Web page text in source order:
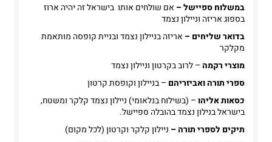
במשלוח ספיישל – אם שולחים אותו בישראל זה יהיה ארוז
בספוג אריזה וניילון נצמד
בדואר שליחים – אריזה בניילון נצמד ובניית קופסה מותאמת
מקלקר
מוצרי רקמה – לרוב בקרטון וניילון נצמד
ספרי תורה ואביזריהם – בניילון וקופסת קרטון
כסאות אליהו– (בשילוח בנלאומי) ניילון נצמד קלקר ומשטח,
בישראל בנילון נצמד בהובלה ספיישל.
תיקים לספרי תורה – ניילון קלקר וקרטון (לכל מקום)